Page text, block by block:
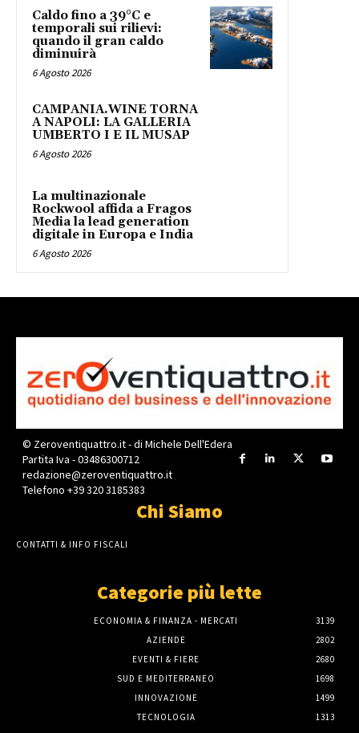
Caldo fino a 39°C e
temporali sui rilievi:
quando il gran caldo
diminuirà
6 Agosto 2026
CAMPANIA.WINE TORNA
A NAPOLI: LA GALLERIA
UMBERTO I E IL MUSAP
6 Agosto 2026
La multinazionale
Rockwool affida a Fragos
Media la lead generation
digitale in Europa e India
6 Agosto 2026
© Zeroventiquattro.it - di Michele Dell'Edera
Partita Iva - 03486300712
redazione@zeroventiquattro.it
Telefono +39 320 3185383
Chi Siamo
CONTATTI & INFO FISCALI
Categorie più lette
ECONOMIA & FINANZA - MERCATI
3139
AZIENDE
2802
EVENTI & FIERE
2680
SUD E MEDITERRANEO
1698
INNOVAZIONE
1499
TECNOLOGIA
1313